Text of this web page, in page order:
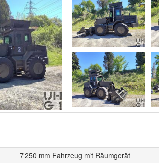
7'250 mm Fahrzeug mit Räumgerät